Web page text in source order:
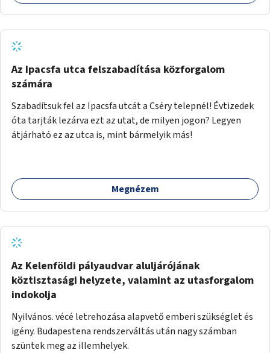
Az Ipacsfa utca felszabadítása közforgalom
számára
Szabadítsuk fel az Ipacsfa utcát a Cséry telepnél! Évtizedek
óta tarjták lezárva ezt az utat, de milyen jogon? Legyen
átjárható ez az utca is, mint bármelyik más!
Megnézem
Az Kelenföldi pályaudvar aluljárójának
köztisztasági helyzete, valamint az utasforgalom
indokolja
Nyilvános. vécé letrehozása alapvető emberi szükséglet és
igény. Budapestena rendszerváltás után nagy számban
szüntek meg az illemhelyek.